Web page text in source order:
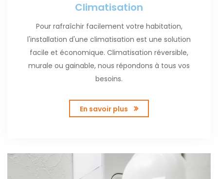
Climatisation
Pour rafraîchir facilement votre habitation,
l'installation d'une climatisation est une solution
facile et économique. Climatisation réversible,
murale ou gainable, nous répondons à tous vos
besoins.
En savoir plus